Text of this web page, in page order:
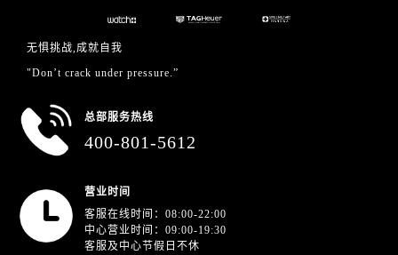
无惧挑战,成就自我
"Don’t crack under pressure.”
总部服务热线
400-801-5612
营业时间
客服在线时间：08:00-22:00
中心营业时间：09:00-19:30
客服及中心节假日不休